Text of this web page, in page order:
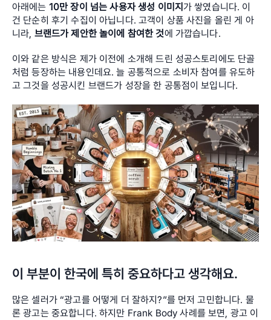
아래에는 10만 장이 넘는 사용자 생성 이미지가 쌓였습니다. 이
건 단순히 후기 수집이 아닙니다. 고객이 상품 사진을 올린 게 아
니라, 브랜드가 제안한 놀이에 참여한 것에 가깝습니다.
이와 같은 방식은 제가 이전에 소개해 드린 성공스토리에도 단골
처럼 등장하는 내용인데요. 늘 공통적으로 소비자 참여를 유도하
고 그것을 성공시킨 브랜드가 성장을 한 공통점이 보입니다.
이 부분이 한국에 특히 중요하다고 생각해요.
많은 셀러가 “광고를 어떻게 더 잘하지?”를 먼저 고민합니다. 물
론 광고는 중요합니다. 하지만 Frank Body 사례를 보면, 광고 이